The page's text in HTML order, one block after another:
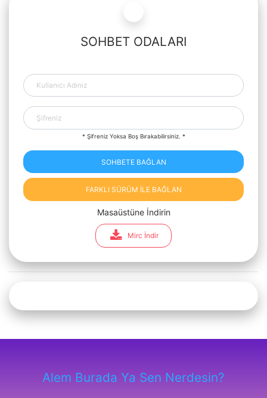
SOHBET ODALARI
* Şifreniz Yoksa Boş Bırakabilirsiniz. *
SOHBETE BAĞLAN
FARKLI SÜRÜM İLE BAĞLAN
Masaüstüne İndirin
Mirc İndir
Alem Burada Ya Sen Nerdesin?